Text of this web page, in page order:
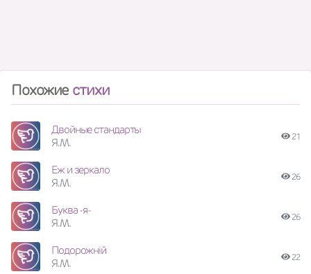
Похожие стихи
Двойные стандарты
Я.М.
21
Еж и зеркало
Я.М.
26
Буква -я-
Я.М.
26
Подорожній
Я.М.
22